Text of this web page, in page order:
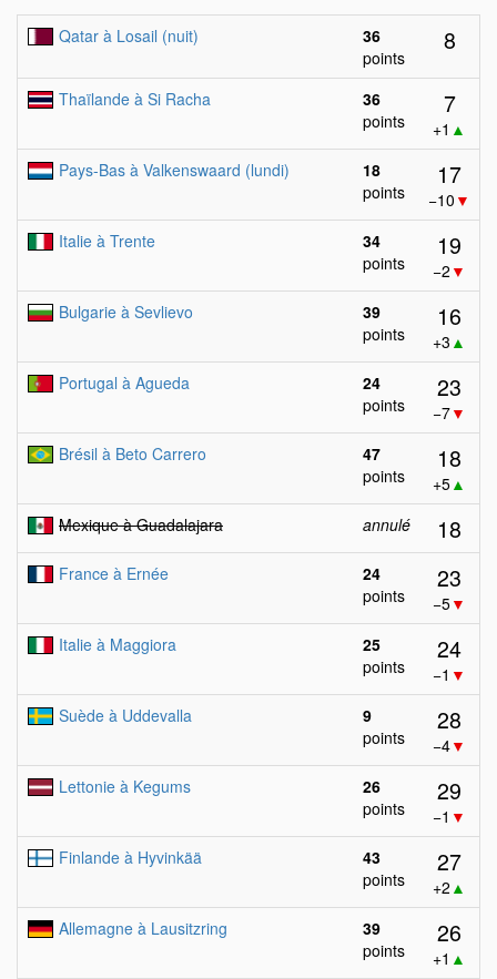
Qatar à Losail (nuit)
36
points
8
Thaïlande à Si Racha
36
points
7
+1 ▲
Pays-Bas à Valkenswaard (lundi)
18
points
17
−10 ▼
Italie à Trente
34
points
19
−2 ▼
Bulgarie à Sevlievo
39
points
16
+3 ▲
Portugal à Agueda
24
points
23
−7▼
Brésil à Beto Carrero
47
points
18
+5▲
Mexique à Guadalajara
annulé 18
France à Ernée
24
points
23
−5▼
Italie à Maggiora
25
points
24
−1 ▼
Suède à Uddevalla
9
points
28
−4▼
Lettonie à Kegums
26
points
29
−1 ▼
Finlande à Hyvinkää
43
points
27
+2 ▲
Allemagne à Lausitzring
39
points
26
+1 ▲